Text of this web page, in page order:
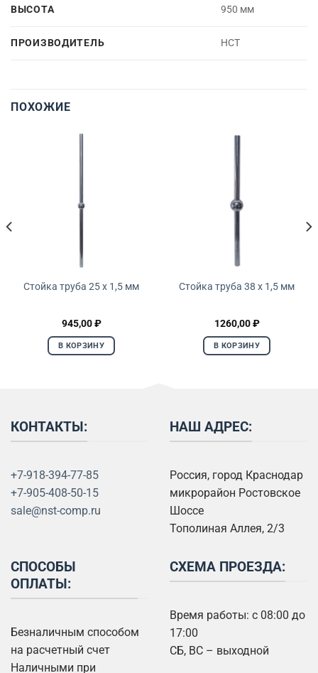
ВЫСОТА 950 мм
ПРОИЗВОДИТЕЛЬ НСТ
ПОХОЖИЕ
Стойка труба 25 x 1,5 мм
945,00₽
В КОРЗИНУ
Стойка труба 38 x 1,5 мм
1260,00₽
В КОРЗИНУ
КОНТАКТЫ:
+7-918-394-77-85
+7-905-408-50-15
sale@nst-comp.ru
НАШ АДРЕС:
Россия, город Краснодар
микрорайон Ростовское
Шоссе
Тополиная Аллея, 2/3
СПОСОБЫ
ОПЛАТЫ:
Безналичным способом
на расчетный счет
Наличными при
СХЕМА ПРОЕЗДА:
Время работы: с 08:00 до
17:00
СБ, ВС – выходной